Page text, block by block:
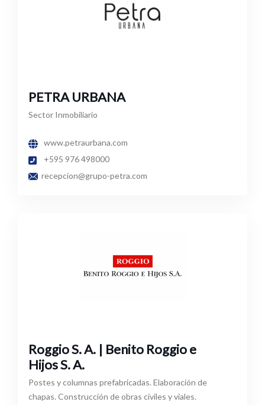
PETRA URBANA
Sector Inmobiliario
www.petraurbana.com
+595 976 498000
recepcion@grupo-petra.com
Roggio S. A. | Benito Roggio e
Hijos S. A.
Postes y columnas prefabricadas. Elaboración de
chapas. Construcción de obras civiles y viales.